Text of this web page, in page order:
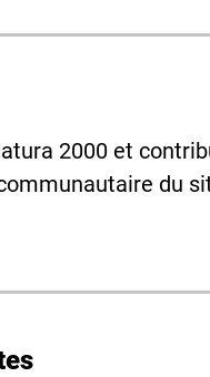
2000 et
du